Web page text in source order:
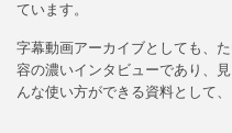
ています。
字幕動画アーカイブとしても、
容の濃いインタビューであり、
んな使い方ができる資料として